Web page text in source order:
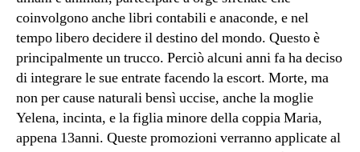
coinvolgono anche libri contabili e anaconde, e nel
tempo libero decidere il destino del mondo. Questo è
principalmente un trucco. Perciò alcuni anni fa ha deciso
di integrare le sue entrate facendo la escort. Morte, ma
non per cause naturali bensì uccise, anche la moglie
Yelena, incinta, e la figlia minore della coppia Maria,
appena 13anni. Queste promozioni verranno applicate al